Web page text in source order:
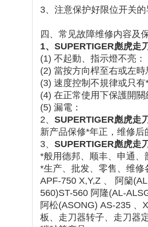
3、注意保护好限位开关
四、常见故障维修内容及
1、SUPERTIGER彪虎走
(1) 不起動、指示燈不亮：
(2) 當按方向桿至右或左
(3) 速度控制不規律或只
(4) 在正常使用下保護開
(5) 漏電：
2、 SUPERTIGER彪虎走
新产品保修*年正，维修
3、 SUPERTIGER彪虎走
*般用德邦、顺丰、申通、
*生产、批发、零售、维
APF-750 X,Y,Z 、 阿籣
560)ST-560 阿隆(AL-
阿松(ASONG) AS-235 、
板、走刀器转子、走刀器